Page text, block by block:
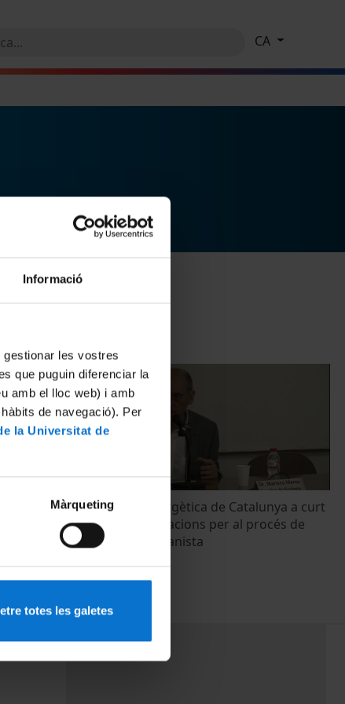
Informació
les vostres
que puguin diferenciar la
amb el lloc web) i amb
de navegació). Per
la Universitat de
Màrqueting
totes les galetes
CA
Seguretat energètica de Catalunya a curt
termini: Implicacions per al procés de
transició sobiranista
PEU 3